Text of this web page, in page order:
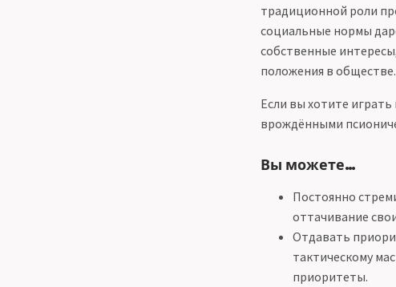
традиционной роли
социальные нормы
собственные
положения в обществе.
Если вы хотите
врождёнными
Вы можете…
Постоянно
оттачивание
Отдавать
тактическому
приоритеты.